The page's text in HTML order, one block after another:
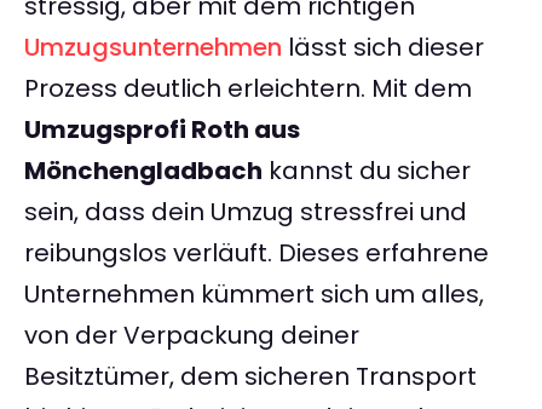
Umzugsunternehmen lässt sich dieser
Prozess deutlich erleichtern. Mit dem
Umzugsprofi Roth aus
Mönchengladbach kannst du sicher
sein, dass dein Umzug stressfrei und
reibungslos verläuft. Dieses erfahrene
Unternehmen kümmert sich um alles,
von der Verpackung deiner
Besitztümer, dem sicheren Transport